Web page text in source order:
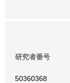
研究者番号
50360368